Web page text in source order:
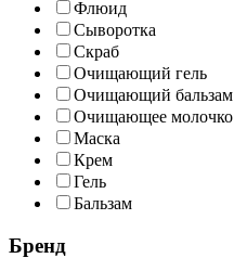
Флюид
Сыворотка
Скраб
Очищающий гель
Очищающий бальзам
Очищающее молочко
Маска
Крем
Гель
Бальзам
Бренд